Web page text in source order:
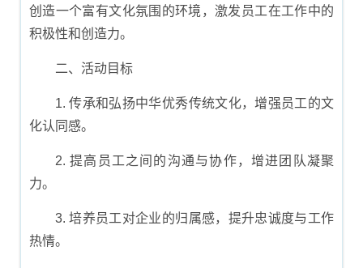
创造一个富有文化氛围的环境，激发员工在工作中的
积极性和创造力。
二、活动目标
1. 传承和弘扬中华优秀传统文化，增强员工的文
化认同感。
2. 提高员工之间的沟通与协作，增进团队凝聚
力。
3. 培养员工对企业的归属感，提升忠诚度与工作
热情。